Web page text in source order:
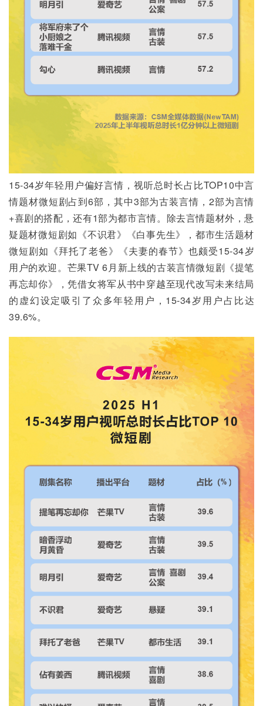
15-34岁年轻用户偏好言情，视听总时长占比TOP10中言
情题材微短剧占到6部，其中3部为古装言情，2部为言情
+喜剧的搭配，还有1部为都市言情。除去言情题材外，悬
疑题材微短剧如《不识君》《白事先生》，都市生活题材
微短剧如《拜托了老爸》《夫妻的春节》也颇受15-34岁
用户的欢迎。芒果TV 6月新上线的古装言情微短剧《提笔
再忘却你》，凭借女将军从书中穿越至现代改写未来结局
的虚幻设定吸引了众多年轻用户，15-34岁用户占比达
39.6%。